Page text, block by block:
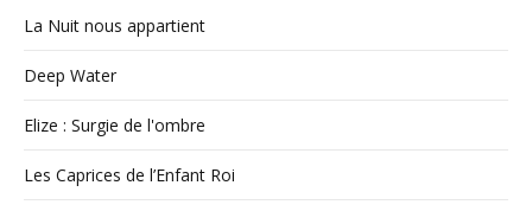
La Nuit nous appartient
Deep Water
Elize : Surgie de l'ombre
Les Caprices de l’Enfant Roi